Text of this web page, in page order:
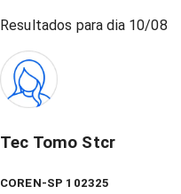
Resultados para dia 10/08
Tec Tomo Stcr
COREN-SP 102325